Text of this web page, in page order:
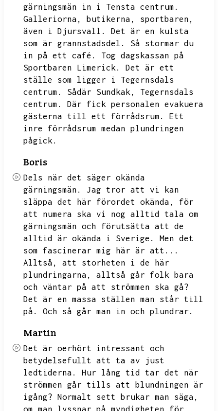
gärningsmän in i Tensta centrum.
Galleriorna,
butikerna,
sportbaren,
även i Djursvall.
Det är en kulsta
som är grannstadsdel.
Så stormar du
in på ett café.
Tog dagskassan på
Sportbaren Limerick.
Det är ett
ställe som ligger i Tegernsdals
centrum.
Sådär Sundkak,
Tegernsdals
centrum.
Där fick personalen evakuera
gästerna till ett förrådsrum.
Ett
inre förrådsrum medan plundringen
pågick.
Boris
Dels när det säger okända
gärningsmän.
Jag tror att vi kan
släppa det här förordet okända,
för
att numera ska vi nog alltid tala om
gärningsmän och förutsätta att de
alltid är okända i Sverige.
Men det
som fascinerar mig här är att...
Alltså,
att storheten i de här
plundringarna,
alltså går folk bara
och väntar på att strömmen ska gå?
Det är en massa ställen man står till
på.
Och så går man in och plundrar.
Martin
Det är oerhört intressant och
betydelsefullt att ta av just
ledtiderna.
Hur lång tid tar det när
strömmen går tills att blundningen är
igång? Normalt sett brukar man säga,
om man lyssnar på myndigheten för